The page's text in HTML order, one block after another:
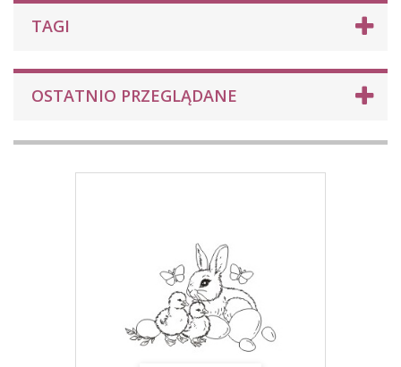
TAGI
OSTATNIO PRZEGLĄDANE